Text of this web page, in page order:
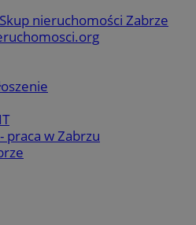
nieruchomości Zabrze
praca w Zabrzu